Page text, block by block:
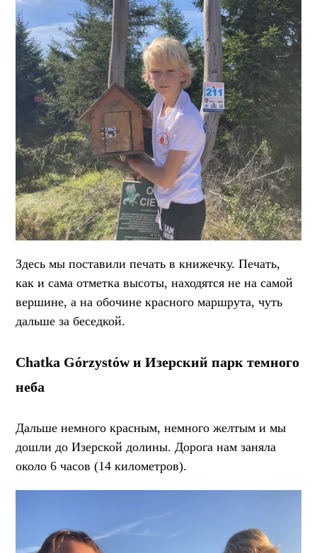
Здесь мы поставили печать в книжечку. Печать,
как и сама отметка высоты, находятся не на самой
вершине, а на обочине красного маршрута, чуть
дальше за беседкой.
Chatka Górzystów и Изерский парк темного
неба
Дальше немного красным, немного желтым и мы
дошли до Изерской долины. Дорога нам заняла
около 6 часов (14 километров).